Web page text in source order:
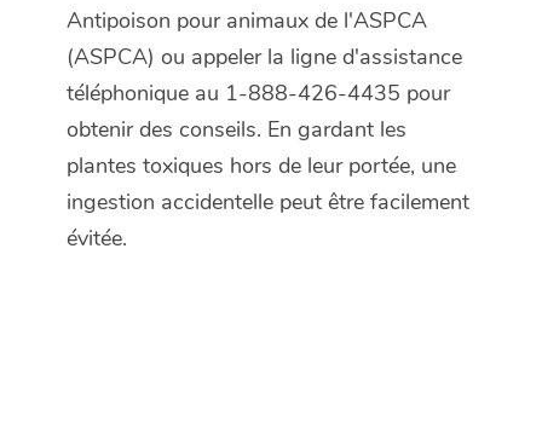
Antipoison pour animaux de l'ASPCA
(ASPCA) ou appeler la ligne d'assistance
téléphonique au 1-888-426-4435 pour
obtenir des conseils. En gardant les
plantes toxiques hors de leur portée, une
ingestion accidentelle peut être facilement
évitée.